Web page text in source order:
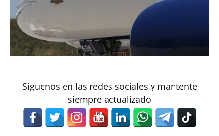
Síguenos en las redes sociales y mantente
siempre actualizado